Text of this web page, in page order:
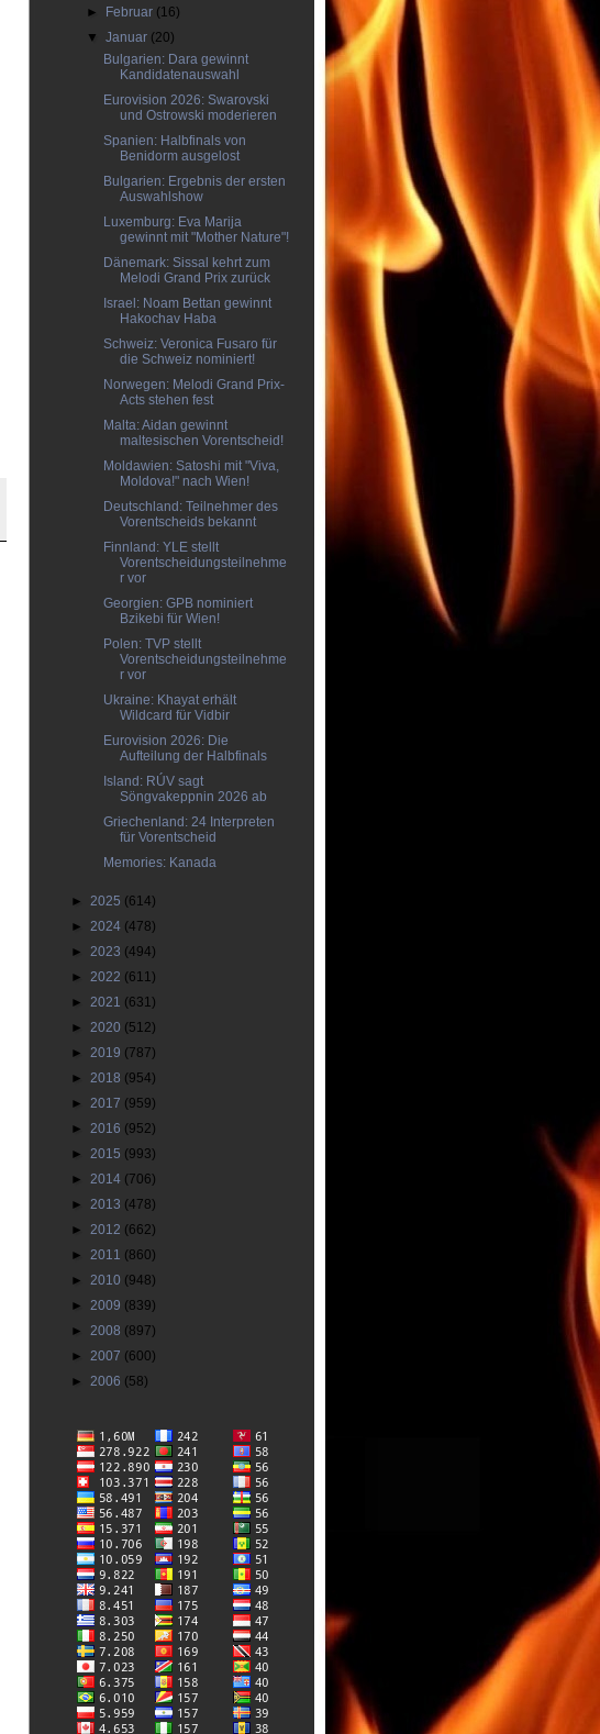
►
Februar (16)
▼Januar (20)
Bulgarien: Dara gewinnt
Kandidatenauswahl
Eurovision 2026: Swarovski
und Ostrowski moderieren
Spanien: Halbfinals von
Benidorm ausgelost
Bulgarien: Ergebnis der ersten
Auswahlshow
Luxemburg: Eva Marija
gewinnt mit "Mother Nature"!
Dänemark: Sissal kehrt zum
Melodi Grand Prix zurück
Israel: Noam Bettan gewinnt
Hakochav Haba
Schweiz: Veronica Fusaro für
die Schweiz nominiert!
Norwegen: Melodi Grand Prix-
Acts stehen fest
Malta: Aidan gewinnt
maltesischen Vorentscheid!
Moldawien: Satoshi mit "Viva,
Moldova!" nach Wien!
Deutschland: Teilnehmer des
Vorentscheids bekannt
Finnland: YLE stellt
Vorentscheidungsteilnehme
r vor
Georgien: GPB nominiert
Bzikebi für Wien!
Polen: TVP stellt
Vorentscheidungsteilnehme
r vor
Ukraine: Khayat erhält
Wildcard für Vidbir
Eurovision 2026: Die
Aufteilung der Halbfinals
Island: RÚV sagt
Söngvakeppnin 2026 ab
Griechenland: 24 Interpreten
für Vorentscheid
Memories: Kanada
► 2025 (614)
► 2024 (478)
► 2023 (494)
► 2022 (611)
► 2021 (631)
► 2020 (512)
► 2019 (787)
► 2018 (954)
► 2017 (959)
► 2016 (952)
► 2015 (993)
► 2014 (706)
► 2013 (478)
► 2012 (662)
► 2011 (860)
► 2010 (948)
► 2009 (839)
► 2008 (897)
► 2007 (600)
► 2006 (58)